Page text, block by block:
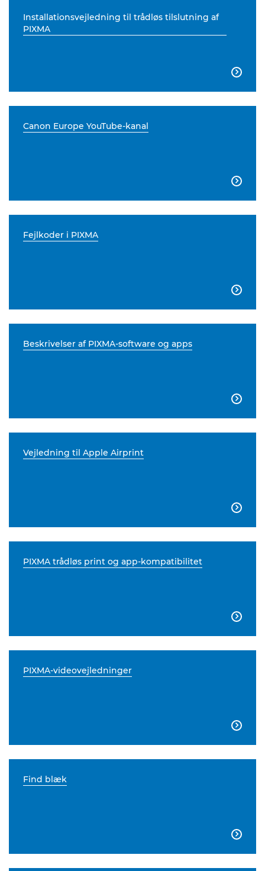
Installationsvejledning til trådløs tilslutning af
PIXMA

Canon Europe YouTube-kanal

Fejlkoder i PIXMA

Beskrivelser af PIXMA-software og apps

Vejledning til Apple Airprint

PIXMA trådløs print og app-kompatibilitet

PIXMA-videovejledninger

Find blæk
